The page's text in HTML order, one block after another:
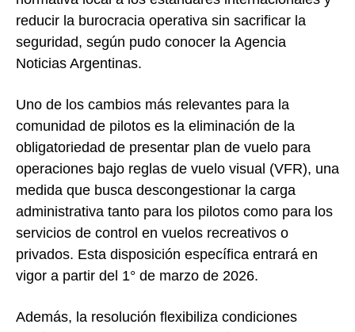
reducir la burocracia operativa sin sacrificar la
seguridad, según pudo conocer la Agencia
Noticias Argentinas.
Uno de los cambios más relevantes para la
comunidad de pilotos es la eliminación de la
obligatoriedad de presentar plan de vuelo para
operaciones bajo reglas de vuelo visual (VFR), una
medida que busca descongestionar la carga
administrativa tanto para los pilotos como para los
servicios de control en vuelos recreativos o
privados. Esta disposición específica entrará en
vigor a partir del 1° de marzo de 2026.
Además, la resolución flexibiliza condiciones